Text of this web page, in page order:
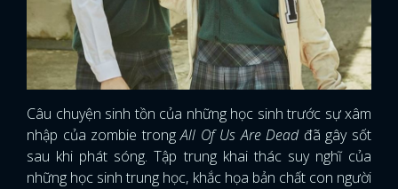
Câu chuyện sinh tồn của những học sinh trước sự xâm
nhập của zombie trongAll Of Us Are Deadđã gây sốt
sau khi phát sóng. Tập trung khai thác suy nghĩ của
những học sinh trung học, khắc họa bản chất con người